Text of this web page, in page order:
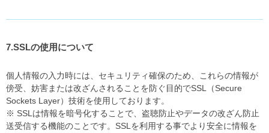
7.SSLの使用について
個人情報の入力時には、セキュリティ確保のため、これらの情報が
傍受、妨害または改ざんされることを防ぐ目的でSSL（Secure
Sockets Layer）技術を使用しております。
※ SSLは情報を暗号化することで、盗聴防止やデータの改ざん防止
送受信する機能のことです。SSLを利用する事でより安全に情報を